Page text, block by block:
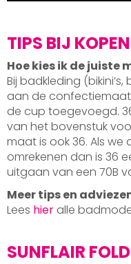
TIPS BIJ
Hoe kies ik de juiste
Bij badkleding
aan de
de cup toegevoegd.
van het bovenstuk
maat is ook 36. Als
omrekenen dan is 36
uitgaan van een 70B
Meer tips en
Lees hier alle
SUNFLAIR